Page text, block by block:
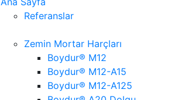
Referanslar
Zemin Mortar Harçları
Boydur® M12
Boydur® M12-A15
Boydur® M12-A125